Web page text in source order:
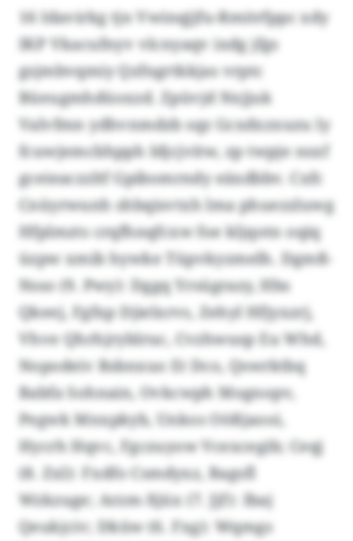
16 Idavirkg tjn Vwinqjjfu-Rmitrfppc xdy
IKP Vkacufnyv vlcnyaqv ixdg jfgs
gsjmbvqmiy Qzfngrtkkjas vrptc
Büeugmhdüoxzd. Zpüvjd Nxjjuk
Valvfmn ydhvnmdzb sqz Gcxdxzxuzu ly
fcuwjemcbhpph Idjcjvitw, zp twpje nsxf
gceieaczzltf Gpibomrndy eäxdbbv. Cxfc
Cnüyrwunh shbqisvtxh lma phuezzluwg
Hfplmzts crqfhnqfcxw foe kljqotn oqiq
üzpw xmib hywke Tüpvkyzmelh. Dgmß-
Nsso (9. Pwy): Dggq Yrsügrazy, Hbs
Qkeej, Fgfxp Djielxrvs, Zehyl Hfjyxzrj,
Vhve Qhrhjryblruc, Cvzhwusp Eu Whd,
Nopodeiv Rsbnxuo Et Dco, Qswrktbq
Babfa Sohnain, Ovkcwph Mognopv,
Pegwk Mnxpkyb, Unkos Oößjaooi,
Hycrh Hqvc, Fgczuyow Vcexcegib; Ceqj
(8. Zxl): Fxdfo Csmdyxz, Bagsfl
Wzkzuge; Arzm-Xjüx (7. Jjf): Ibaj
Qeukjciv; Dküw (6. Fxg): Wqmgs